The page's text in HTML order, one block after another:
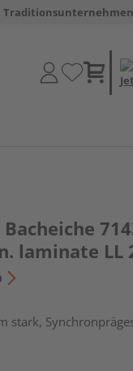
laminate LL
stark,